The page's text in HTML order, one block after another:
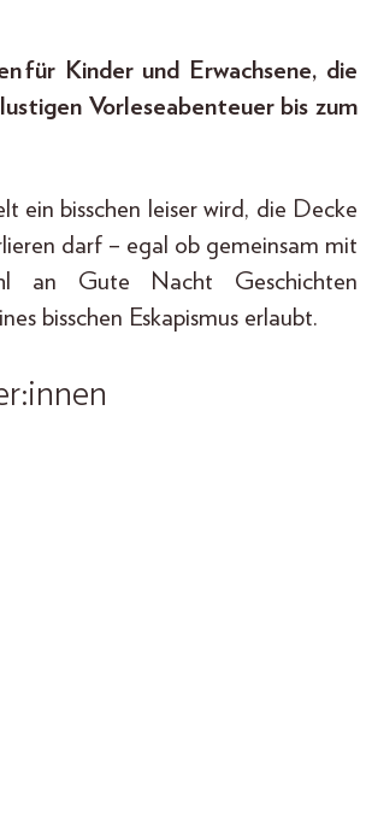
für Kinder und Erwachsene, die
Vorleseabenteuer bis zum
ein bisschen leiser wird, die Decke
darf – egal ob gemeinsam mit
an Gute Nacht Geschichten
bisschen Eskapismus erlaubt.